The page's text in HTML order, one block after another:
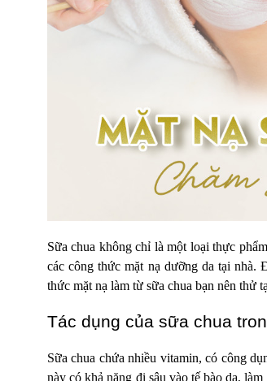
Sữa chua không chỉ là một loại thực
các công thức mặt nạ dưỡng da tại nhà.
thức mặt nạ làm từ sữa chua bạn nên thử
Tác dụng của sữa chua
Sữa chua chứa nhiều vitamin,có công
này có khả năng đi sâu vào tế bào da,